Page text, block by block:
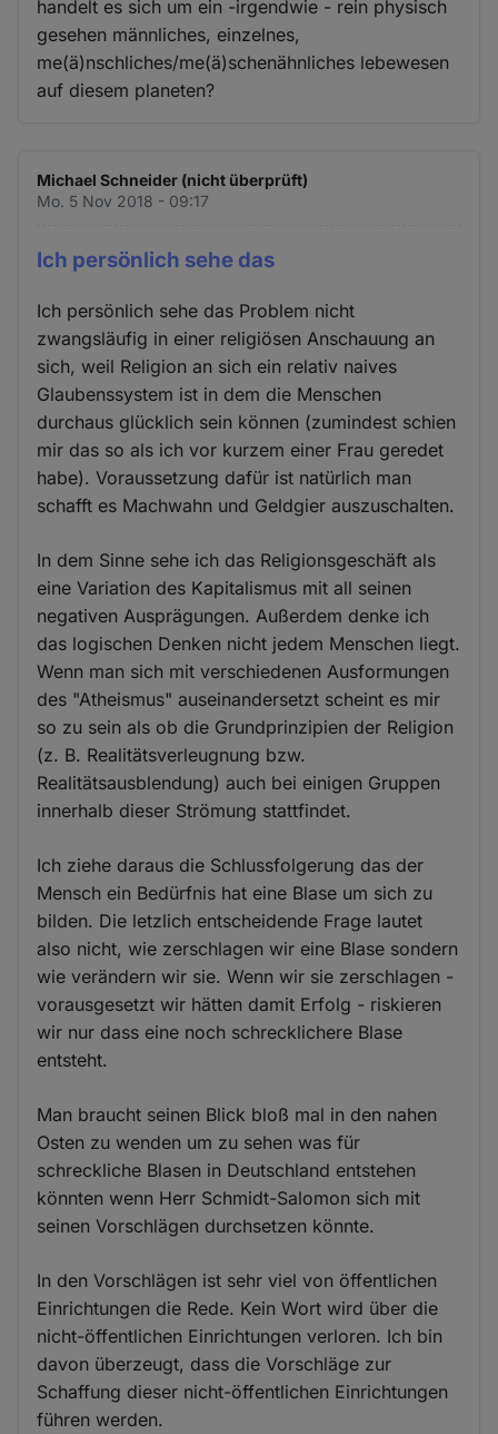
handelt es sich um ein -irgendwie - rein physisch
gesehen männliches, einzelnes,
me(ä)nschliches/me(ä)schenähnliches lebewesen
auf diesem planeten?
Michael Schneider (nicht überprüft)
Mo. 5 Nov 2018 - 09:17
Ich persönlich sehe das
Ich persönlich sehe das Problem nicht
zwangsläufig in einer religiösen Anschauung an
sich, weil Religion an sich ein relativ naives
Glaubenssystem ist in dem die Menschen
durchaus glücklich sein können (zumindest schien
mir das so als ich vor kurzem einer Frau geredet
habe). Voraussetzung dafür ist natürlich man
schafft es Machwahn und Geldgier auszuschalten.
In dem Sinne sehe ich das Religionsgeschäft als
eine Variation des Kapitalismus mit all seinen
negativen Ausprägungen. Außerdem denke ich
das logischen Denken nicht jedem Menschen liegt.
Wenn man sich mit verschiedenen Ausformungen
des "Atheismus" auseinandersetzt scheint es mir
so zu sein als ob die Grundprinzipien der Religion
(z. B. Realitätsverleugnung bzw.
Realitätsausblendung) auch bei einigen Gruppen
innerhalb dieser Strömung stattfindet.
Ich ziehe daraus die Schlussfolgerung das der
Mensch ein Bedürfnis hat eine Blase um sich zu
bilden. Die letzlich entscheidende Frage lautet
also nicht, wie zerschlagen wir eine Blase sondern
wie verändern wir sie. Wenn wir sie zerschlagen -
vorausgesetzt wir hätten damit Erfolg - riskieren
wir nur dass eine noch schrecklichere Blase
entsteht.
Man braucht seinen Blick bloß mal in den nahen
Osten zu wenden um zu sehen was für
schreckliche Blasen in Deutschland entstehen
könnten wenn Herr Schmidt-Salomon sich mit
seinen Vorschlägen durchsetzen könnte.
In den Vorschlägen ist sehr viel von öffentlichen
Einrichtungen die Rede. Kein Wort wird über die
nicht-öffentlichen Einrichtungen verloren. Ich bin
davon überzeugt, dass die Vorschläge zur
Schaffung dieser nicht-öffentlichen Einrichtungen
führen werden.